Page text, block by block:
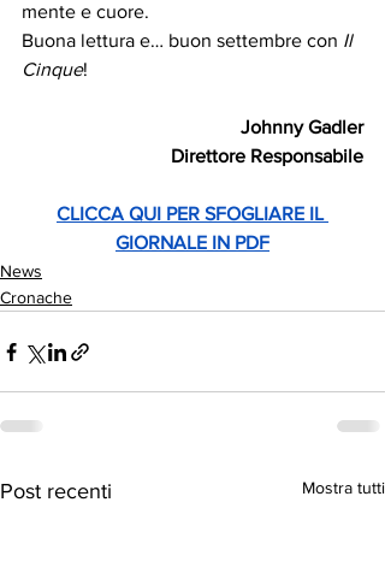
mente e cuore.
Buona lettura e… buon settembre con Il
Cinque!
Johnny Gadler
Direttore Responsabile
CLICCA QUI PER SFOGLIARE IL
GIORNALE IN PDF
News
Cronache
Post recenti Mostra tutti